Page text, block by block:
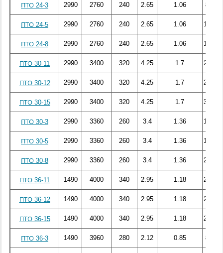
ПТО 24-3 2990 2760 240 2.65 1.06 81.58
ПТО 24-5 2990 2760 240 2.65 1.06 107.55
ПТО 24-8 2990 2760 240 2.65 1.06 150.32
ПТО 30-11 2990 3400 320 4.25 1.7 267.81
ПТО 30-12 2990 3400 320 4.25 1.7 277.11
ПТО 30-15 2990 3400 320 4.25 1.7 337.47
ПТО 30-3 2990 3360 260 3.4 1.36 124.29
ПТО 30-5 2990 3360 260 3.4 1.36 171.15
ПТО 30-8 2990 3360 260 3.4 1.36 245.13
ПТО 36-11 1490 4000 340 2.95 1.18 228.73
ПТО 36-12 1490 4000 340 2.95 1.18 228.49
ПТО 36-15 1490 4000 340 2.95 1.18 253.15
ПТО 36-3 1490 3960 280 2.12 0.85 83.72